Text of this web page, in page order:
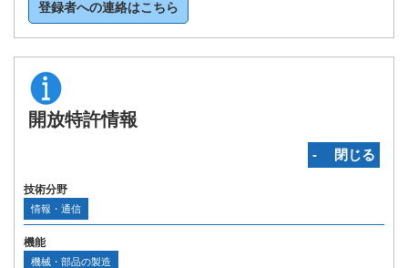
登録者への連絡はこちら
開放特許情報
‐ 閉じる
技術分野
情報・通信
機能
機械・部品の製造